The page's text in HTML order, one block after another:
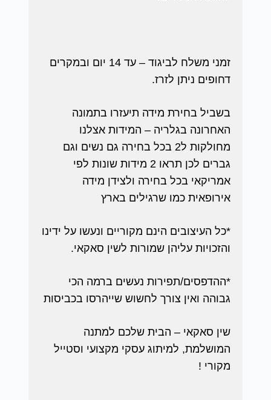
זמני משלח לביגוד – עד 14 יום ובמקרים
דחופים ניתן לזרז.
בשביל בחירת מידה תיעזרו בתמונה
האחרונה בגלריה – המידות אצלנו
מחולקות ל2 בכל בחירה גם נשים וגם
גברים לכן תראו 2 מידות שונות לפי
אמריקאי בכל בחירה ולצידן מידה
אירופאית כמו שרגילים בארץ
*כל העיצובים הינם מקוריים ונעשו על ידינו
והזכויות עליהן שמורות לשין סאקאי.
*ההדפסים/תפירות נעשים ברמה הכי
גבוהה ואין צורך לחשוש שייהרסו בכביסות
שין סאקאי – הבית שלכם למתנה
המושלמת, למיתוג עסקי מקצועי וסטייל
מקורי !